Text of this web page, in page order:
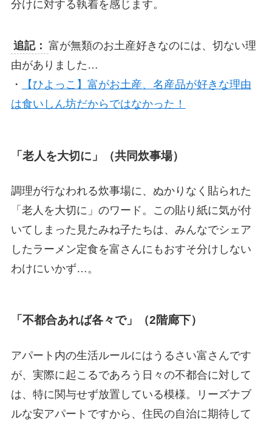
分けに対する執着を感じます。
追記： 富が無類のお土産好きなのには、切ない理
由がありました…
・
【ひよっこ】富がお土産、名産品が好きな理由
は食いしん坊だからではなかった！
「老人を大切に」（共同炊事場）
調理が行なわれる炊事場に、ぬかりなく貼られた
「老人を大切に」のワード。この貼り紙に気が付
いてしまった見たみね子たちは、みんなでシェア
したラーメン定食を富さんにもおすそ分けしない
わけにいかず…。
「不都合あれば各々で」（2階廊下）
アパート内の生活ルールにはうるさい富さんです
が、実際に起こるであろう日々の不都合に対して
は、特に関与せず放置している模様。リーズナブ
ルな安アパートですから、住民の自治に期待して